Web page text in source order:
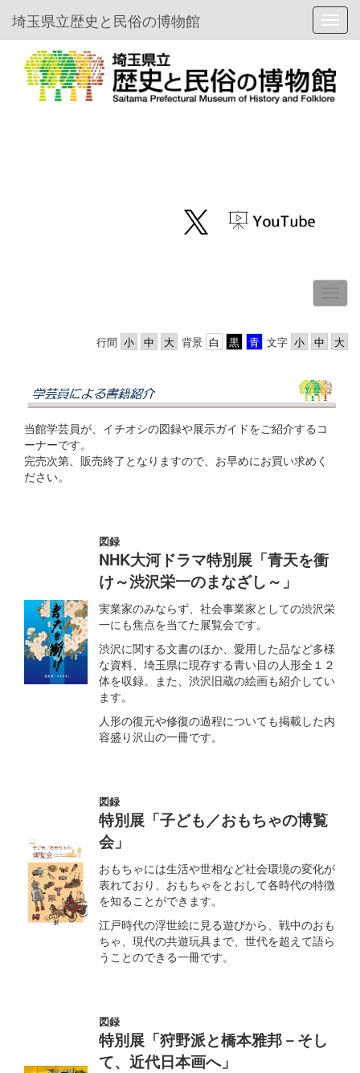
埼玉県立歴史と民俗の博物館
文字
背景
行間
当館学芸員が、イチオシの図録や展示ガイドをご紹介するコ
ーナーです。
完売次第、販売終了となりますので、お早めにお買い求めく
ださい。
図録
NHK大河ドラマ特別展「青天を衝
け～渋沢栄一のまなざし～」
実業家のみならず、社会事業家としての渋沢栄
一にも焦点を当てた展覧会です。
渋沢に関する文書のほか、愛用した品など多様
な資料、埼玉県に現存する青い目の人形全１２
体を収録。また、渋沢旧蔵の絵画も紹介してい
ます。
人形の復元や修復の過程についても掲載した内
容盛り沢山の一冊です。
図録
特別展「子ども／おもちゃの博覧
会」
おもちゃには生活や世相など社会環境の変化が
表れており、おもちゃをとおして各時代の特徴
を知ることができます。
江戸時代の浮世絵に見る遊びから、戦中のおも
ちゃ、現代の共遊玩具まで、世代を超えて語ら
うことのできる一冊です。
図録
特別展「狩野派と橋本雅邦－そし
て、近代日本画へ」